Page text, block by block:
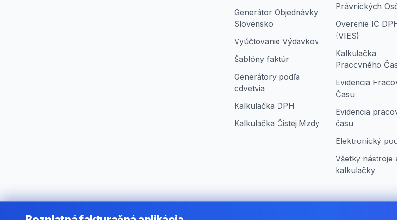
Generátor Objednávky
Slovensko
Vyúčtovanie Výdavkov
Šablóny faktúr
Generátory podľa
odvetvia
Kalkulačka DPH
Kalkulačka Čistej Mzdy
Právnických
Overenie IČ
(VIES)
Kalkulačka
Pracovného
Evidencia
Času
Evidencia
času
Elektronický
Všetky nástroje
kalkulačky